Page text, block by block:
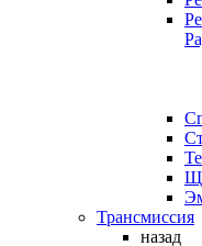
Трансмиссия
назад